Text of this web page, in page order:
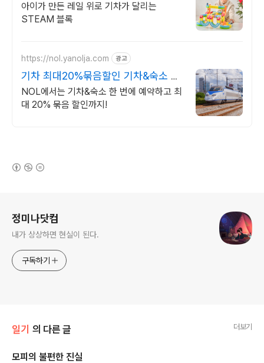
아이가 만든 레일 위로 기차가 달리는
STEAM 블록
https://nol.yanolja.com 광고
기차 최대20%묶음할인 기차&숙소 묶
음 할인
NOL에서는 기차&숙소 한 번에 예약하고 최
대 20% 묶음 할인까지!
정미나닷컴
내가 상상하면 현실이 된다.
구독하기
일기 의 다른 글 더보기
모피의 불편한 진실